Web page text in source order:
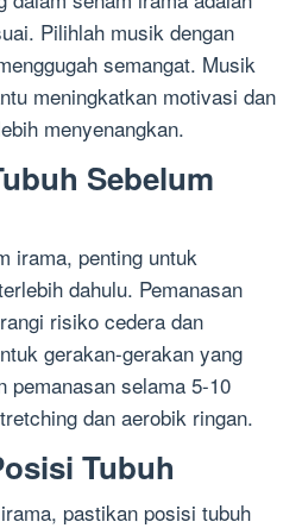
Pilihlah musik dengan
semangat. Musik
meningkatkan motivasi dan
menyenangkan.
Sebelum
irama, penting untuk
dahulu. Pemanasan
risiko cedera dan
gerakan-gerakan yang
pemanasan selama 5-10
dan aerobik ringan.
Tubuh
pastikan posisi tubuh